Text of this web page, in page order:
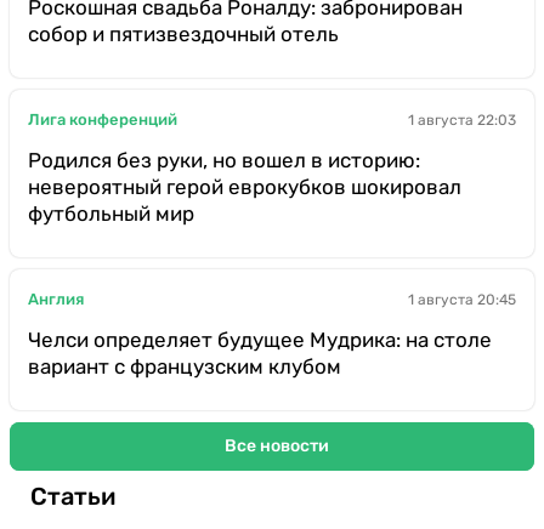
Роскошная свадьба Роналду: забронирован
собор и пятизвездочный отель
Лига конференций 1 августа 22:03
Родился без руки, но вошел в историю:
невероятный герой еврокубков шокировал
футбольный мир
Англия 1 августа 20:45
Челси определяет будущее Мудрика: на столе
вариант с французским клубом
Все новости
Статьи